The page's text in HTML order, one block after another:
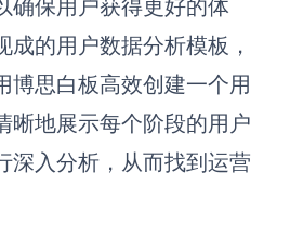
确保用户获得更好的体
成的用户数据分析模板，
博思白板高效创建一个用
晰地展示每个阶段的用户
深入分析，从而找到运营